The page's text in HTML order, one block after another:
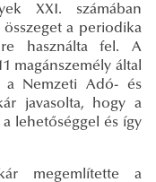
XXI. számában
a periodika
használta fel. A
magánszemély által
a Nemzeti Adó- és
javasolta, hogy a
lehetőséggel és így
megemlítette a